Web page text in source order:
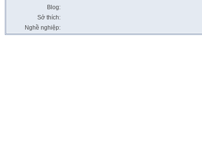
Blog:
Sở thích:
Nghề nghiệp: